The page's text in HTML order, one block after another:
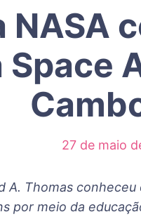
27 de maio
A. Thomas
por meio da